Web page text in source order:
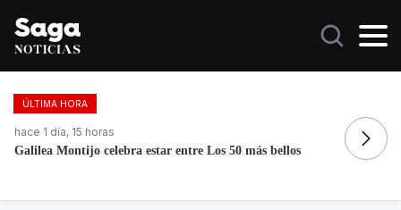
ÚLTIMA HORA
hace 1 día, 15 horas
Galilea Montijo celebra estar entre Los 50 más bellos